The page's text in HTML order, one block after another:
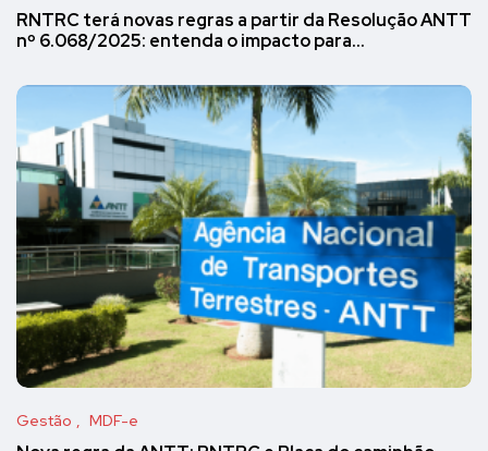
RNTRC terá novas regras a partir da Resolução ANTT
nº 6.068/2025: entenda o impacto para…
Gestão MDF-e